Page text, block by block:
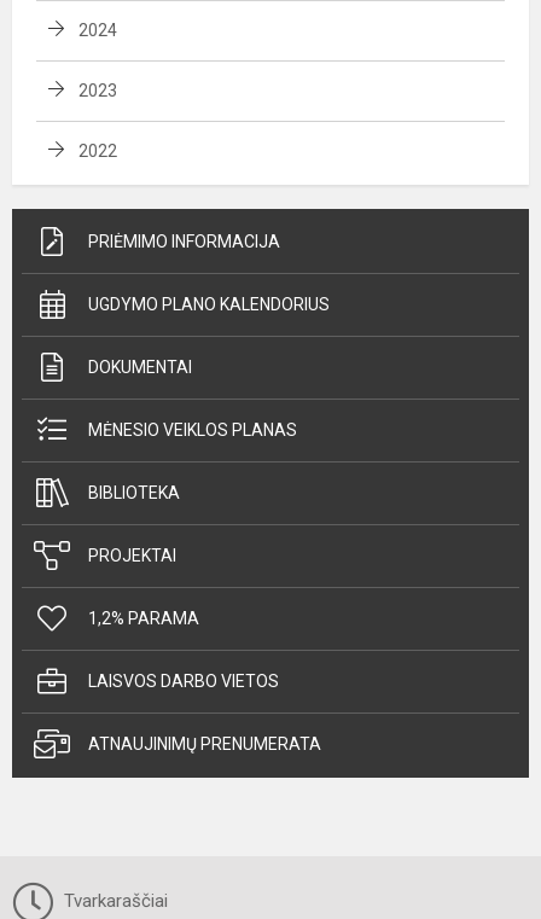
2024
2023
2022
PRIĖMIMO INFORMACIJA
UGDYMO PLANO KALENDORIUS
DOKUMENTAI
MĖNESIO VEIKLOS PLANAS
BIBLIOTEKA
PROJEKTAI
1,2% PARAMA
LAISVOS DARBO VIETOS
ATNAUJINIMŲ PRENUMERATA
Tvarkaraščiai